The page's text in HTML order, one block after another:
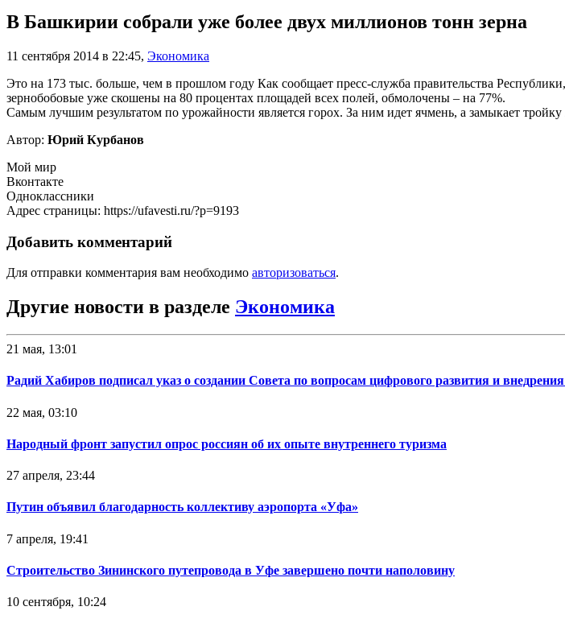
В Башкирии собрали уже более двух миллионов тонн зерна
11 сентября 2014 в 22:45, Экономика
Это на 173 тыс. больше, чем в прошлом году Как сообщает пресс-служба правительства
зернобобовые уже скошены на 80 процентах площадей всех полей, обмолочены – на 77%.
Самым лучшим результатом по урожайности является горох. За ним идет ячмень, а замыкает
Автор: Юрий Курбанов
Мой мир
Вконтакте
Одноклассники
Адрес страницы: https://ufavesti.ru/?p=9193
Добавить комментарий
Для отправки комментария вам необходимо авторизоваться.
Другие новости в разделе Экономика
21 мая, 13:01
Радий Хабиров подписал указ о создании Совета по вопросам цифрового развития и
22 мая, 03:10
Народный фронт запустил опрос россиян об их опыте внутреннего туризма
27 апреля, 23:44
Путин объявил благодарность коллективу аэропорта «Уфа»
7 апреля, 19:41
Строительство Зининского путепровода в Уфе завершено почти наполовину
10 сентября, 10:24